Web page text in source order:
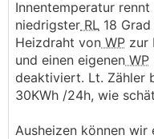
Innentemperatur
niedrigster RL 18
Heizdraht von WP zur
und einen eigenen WP
deaktiviert. Lt. Zähler
30KWh /24h, wie
Ausheizen können